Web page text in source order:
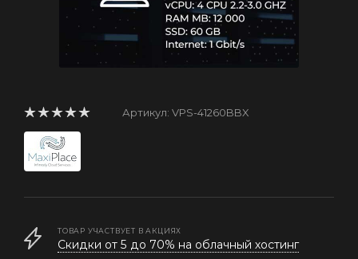
Артикул: VPS-41260BBX
ТОВАР УЧАСТВУЕТ В АКЦИЯХ
Скидки от 5 до 70% на облачный хостинг